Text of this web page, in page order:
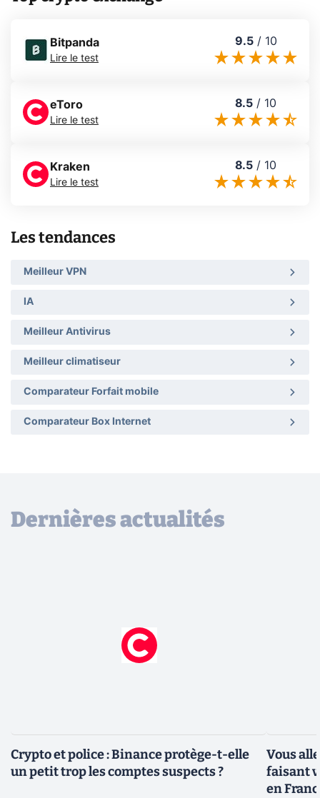
Bitpanda
Lire le test
9.5/ 10
eToro
Lire le test
8.5 / 10
Kraken
Lire le test
8.5 / 10
Les tendances
Meilleur VPN
IA
Meilleur Antivirus
Meilleur climatiseur
Comparateur Forfait mobile
Comparateur Box Internet
Dernières actualités
Crypto et police : Binance protège-t-elle
un petit trop les comptes suspects ?
Vous
faisant
en